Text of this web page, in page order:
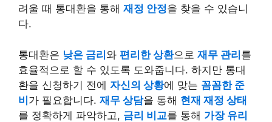
려울 때 통대환을 통해 재정 안정을 찾을 수 있습니
다.
통대환은 낮은 금리와 편리한 상환으로 재무 관리를
효율적으로 할 수 있도록 도와줍니다. 하지만 통대
환을 신청하기 전에 자신의 상황에 맞는 꼼꼼한 준
비가 필요합니다. 재무 상담을 통해 현재 재정 상태
를 정확하게 파악하고, 금리 비교를 통해 가장 유리